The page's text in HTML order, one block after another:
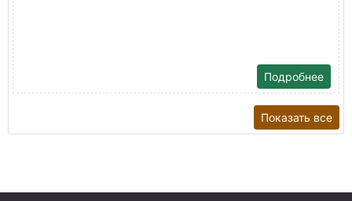
Подробнее
Показать все